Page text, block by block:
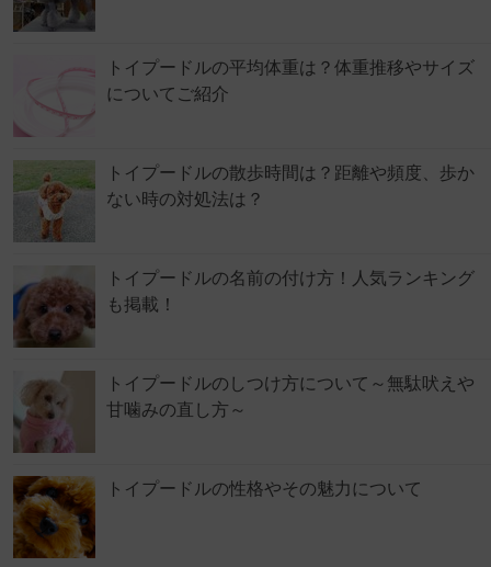
トイプードルの平均体重は？体重推移やサイズ
についてご紹介
トイプードルの散歩時間は？距離や頻度、歩か
ない時の対処法は？
トイプードルの名前の付け方！人気ランキング
も掲載！
トイプードルのしつけ方について～無駄吠えや
甘噛みの直し方～
トイプードルの性格やその魅力について